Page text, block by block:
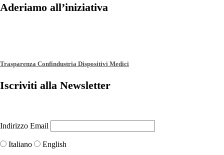
Aderiamo all’iniziativa
Trasparenza Confindustria Dispositivi Medici
Iscriviti alla Newsletter
Indirizzo Email
Italiano English